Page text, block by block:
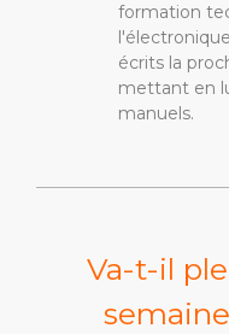
formation
écrits la
mettant en
manuels.
Va-t-il